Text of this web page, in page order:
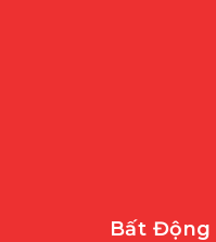
Bất Động